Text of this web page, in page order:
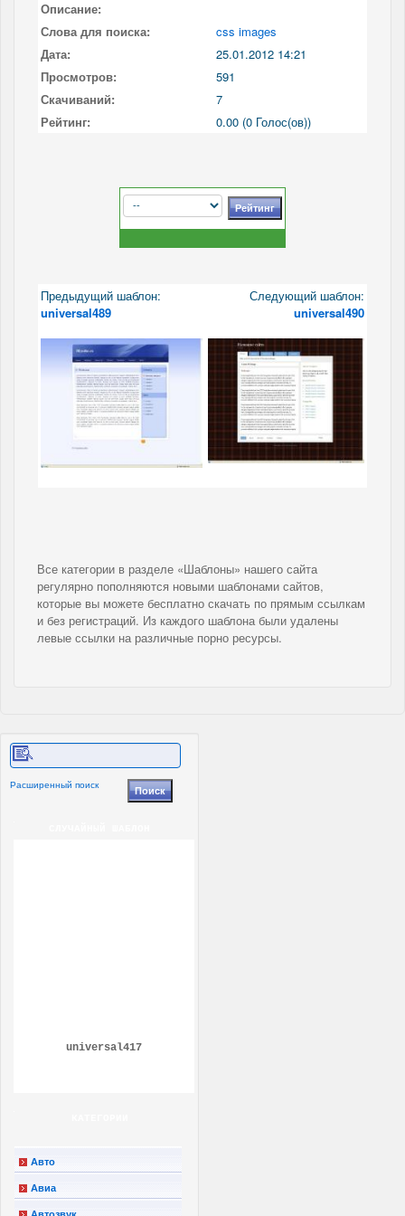
Описание:
Слова для поиска:
css images
Дата:
25.01.2012 14:21
Просмотров:
591
Скачиваний:
7
Рейтинг:
0.00 (0 Голос(ов))
Предыдущий шаблон:
universal489
Следующий шаблон:
universal490
Все категории в разделе «Шаблоны» нашего сайта
регулярно пополняются новыми шаблонами сайтов,
которые вы можете бесплатно скачать по прямым ссылкам
и без регистраций. Из каждого шаблона были удалены
левые ссылки на различные порно ресурсы.
Расширенный поиск
universal417
Авто
Авиа